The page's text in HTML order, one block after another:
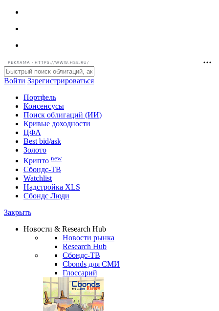
РЕКЛАМА • HTTPS://WWW.HSE.RU/
Войти Зарегистрироваться
Портфель
Консенсусы
Поиск облигаций (ИИ)
Кривые доходности
ЦФА
Best bid/ask
Золото
Крипто new
Watchlist
Сбондс Люди
Новости & Research Hub
Новости рынка
Research Hub
Сбондс-ТВ
Cbonds для СМИ
Глоссарий